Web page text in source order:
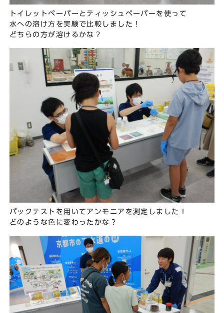
トイレットペーパーとティッシュペーパーを使って
水への溶け方を実験で比較しました！
どちらの方が溶けるかな？
パックテストを用いてアンモニアを測定しました！
どのような色に変わったかな？